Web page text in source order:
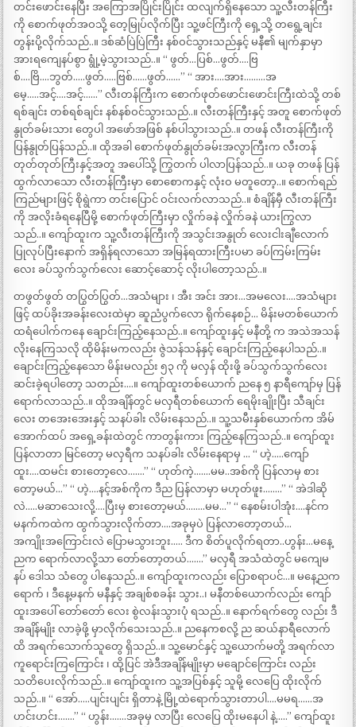
တင်းဖောင်းနေပြီး အကြောအပြိုင်းပြိုင်း ထလျက်ရှိနေသော သူ့လီးတန်ကြီး
ကို စောက်ဖုတ်အဝသို့ တေ့မြုပ်လိုက်ပြီး သူ့ဖင်ကြီးကို ရှေ့သို့ တရွေ့ချင်း
တွန်းပို့လိုက်သည်..။ ဒစ်ဆံပြဲပြဲကြီး နစ်ဝင်သွားသည်နှင့် မနီ၏ မျက်နှာမှာ
အားရကျေနပ်စွာ ရွုံ့မဲ့သွားသည်..။ “ ဖွတ်…ပြစ်…ဖွတ်….ဗြ
စ်….ဗြိ….ဘွတ်…..ဖွတ်…..ဗြစ်……ဖွတ်……” “ အား….အား………အ
မေ့…..အင့်….အင့်……” လီးတန်ကြီးက စောက်ဖုတ်ဖောင်းဖောင်းကြီးထဲသို့ တစ်
ရစ်ချင်း တစ်ရစ်ချင်း နစ်နစ်ဝင်သွားသည်..။ လီးတန်ကြီးနှင့် အတူ စောက်ဖုတ်
နွုတ်ခမ်းသား တွေပါ အဖော်အဖြစ် နစ်ပါသွားသည်..။ တဖန် လီးတန်ကြီးကို
ပြန်နွုတ်ပြန်သည်..။ ထိုအခါ စောက်ဖုတ်နွုတ်ခမ်းအလွာကြီးက လီးတန်
တုတ်တုတ်ကြီးနှင့်အတူ အပေါ်သို့ ကြွတက် ပါလာပြန်သည်..။ ယခု တဖန် ပြန်
ထွက်လာသော လီးတန်ကြီးမှာ စောစောကနှင့် လုံးဝ မတူတော့..။ စောက်ရည်
ကြည်များဖြင့် စိုရွဲကာ တင်းပြောင် ဝင်းလက်လာသည်..။ စံချိန်မှီ လီးတန်ကြီး
ကို အလိုးခံရနေပြီမို့ စောက်ဖုတ်ကြီးမှာ လှိုက်ခနဲ လှိုက်ခနဲ ယားကြွလာ
သည်..။ ကျော်ထူးက သူ့လီးတန်ကြီးကို အသွင်းအနွုတ် လေးငါးချီလောက်
ပြုလုပ်ပြီးနောက် အရှိန်ရလာသော အမြန်ရထားကြီးပမာ ခပ်ကြမ်းကြမ်း
လေး ခပ်သွက်သွက်လေး ဆောင့်ဆောင့် လိုးပါတော့သည်..။
တဖွတ်ဖွတ် တပြွတ်ပြွတ်…အသံများ ၊ အီး အင်း အား…အမလေး….အသံများ
ဖြင့် ထပ်ခိုးအခန်းလေးထဲမှာ ဆူညံပွက်လော ရိုက်နေစဉ်… မိန်းမတစ်ယောက်
ထရံပေါက်ကနေ ချောင်းကြည့်နေသည်..။ ကျော်ထူးနှင့် မနီတို့ က အသဲအသန်
လိုးနေကြသလို ထိုမိန်းမကလည်း ဇွဲသန်သန်နှင့် ချောင်းကြည့်နေပါသည်..။
ချောင်းကြည့်နေသော မိန်းမလည်း ၅၃ ကို မလှန် ထိုးဖို့ ခပ်သွက်သွက်လေး
ဆင်းခဲ့ရပါတော့ သတည်း….။ ကျော်ထူးတစ်ယောက် ညနေ ၅ နာရီကျော်မှ ပြန်
ရောက်လာသည်..။ ထိုအချိန်တွင် မလှရီတစ်ယောက် ရေမိုးချိုးပြီး သီချင်း
လေး တအေးအေးနှင့် သနပ်ခါး လိမ်းနေသည်..။ သူ့သမီးနှစ်ယောက်က အိမ်
အောက်ထပ် အရှေ့ခန်းထဲတွင် ကာတွန်းကား ကြည့်နေကြသည်..။ ကျော်ထူး
ပြန်လာတာ မြင်တော့ မလှရီက သနပ်ခါး လိမ်းနေရာမှ … “ ဟဲ့…..ကျော်
ထူး….ထမင်း စားတော့လေ…….” “ ဟုတ်ကဲ့…….မမ..အစ်ကို ပြန်လာမှ စား
တော့မယ်…” “ ဟဲ့….နင့်အစ်ကိုက ဒီည ပြန်လာမှာ မဟုတ်ဖူး……..” “ အဲဒါဆို
လဲ…..မဆာသေးလို့….ပြီးမှ စားတော့မယ်……..မမ…” “ နေစမ်းပါအုံး….နင်က
မနက်ကထဲက ထွက်သွားလိုက်တာ….အခုမှပဲ ပြန်လာတော့တယ်…
အကျိုးအကြောင်းလဲ ပြောမသွားဘူး….. ဒီက စိတ်ပူလိုက်ရတာ..ဟွန်း…မနေ့
ညက ရောက်လာလို့သာ တော်တော့တယ်…….” မလှရီ အသံထဲတွင် မကျေမ
နပ် ဒေါသ သံတွေ ပါနေသည်..။ ကျော်ထူးကလည်း ပြောစရာပင်…။ မနေ့ညက
ရောက် ၊ ဒီနေ့မနက် မနီနှင့် အချစ်စခန်း သွား..၊ မနီတစ်ယောက်လည်း ကျော်
ထူးအပေါ် တော်တော် လေး စွဲလန်းသွားပုံ ရသည်..။ နောက်ရက်တွေ လည်း ဒီ
အချိန်မျိုး လာခဲ့ဖို့ မှာလိုက်သေးသည်..။ ညနေကစလို့ ည ဆယ်နာရီလောက်
ထိ အရက်သောက်သူတွေ ရှိသည်..။ သူ့မောင်နှင့် သူ့ယောက်မတို့ အရက်လာ
ကူရောင်းကြကြောင်း ၊ ထို့ပြင် အဲဒီအချိန်မျိုးမှာ မချောင်ကြောင်း လည်း
သတိပေးလိုက်သည်..။ ကျော်ထူးက သူ့အပြစ်နှင့် သူမို့ လေပြေ ထိုးလိုက်
သည်..။ “ အော်…..ပျင်းပျင်း ရှိတာနဲ့ မြို့ထဲရောက်သွားတာပါ….မမရ……အ
ဟင်းဟင်း…….” “ ဟွန်း…….အခုမှ လာပြီး လေပြေ ထိုးမနေပါ နဲ့…..” ကျော်ထူး